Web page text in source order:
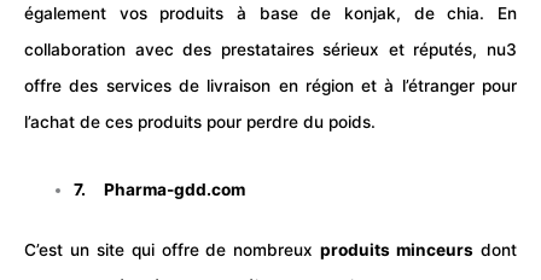
également vos produits à base de konjak, de chia. En
collaboration avec des prestataires sérieux et réputés, nu3
offre des services de livraison en région et à l’étranger pour
l’achat de ces produits pour perdre du poids.
7.Pharma-gdd.com
C’est un site qui offre de nombreuxproduits minceurs dont